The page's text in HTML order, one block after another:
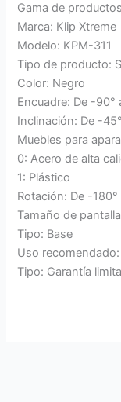
Gama de
Marca: Klip Xtreme
Modelo: KPM-311
Tipo de producto:
Color: Negro
Encuadre: De -90°
Inclinación: De -
Muebles para
0: Acero de alta
1: Plástico
Rotación: De -180°
Tamaño de
Tipo: Base
Uso
Tipo: Garantía